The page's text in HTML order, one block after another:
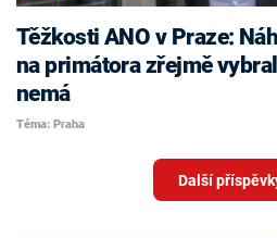
Těžkosti ANO v Praze:
na primátora zřejmě
nemá
Téma: Praha
Další